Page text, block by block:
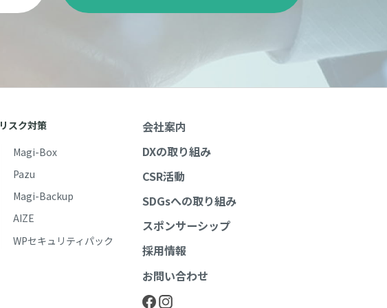
リスク対策
Magi-Box
Pazu
Magi-Backup
AIZE
WPセキュリティパック
会社案内
DXの取り組み
CSR活動
SDGsへの取り組み
スポンサーシップ
採用情報
お問い合わせ